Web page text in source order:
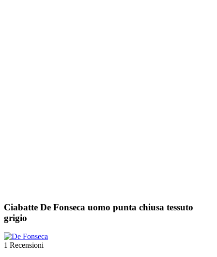
Ciabatte De Fonseca uomo punta chiusa tessuto
grigio
1 Recensioni